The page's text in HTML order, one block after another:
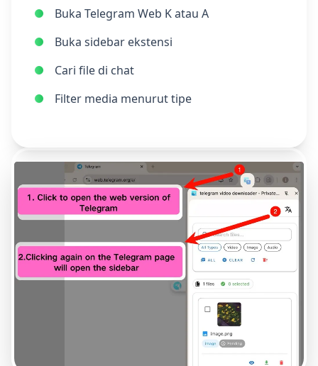
Buka Telegram Web K atau A
Buka sidebar ekstensi
Cari file di chat
Filter media menurut tipe